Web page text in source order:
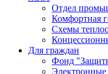
Отдел
Комфортная
Схемы
Для граждан
Фонд
Электронные